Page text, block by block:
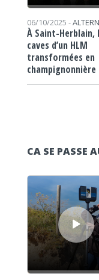
06/10/2025 -
À Saint-Herblain,
caves d’un HLM
transformées en
champignonnière
CA SE PASSE
Lecteur audio